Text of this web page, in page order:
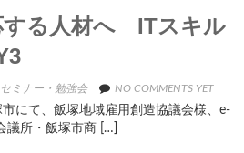
する人材へ ITスキル
セミナー・勉強会 NO COMMENTS YET
にて、飯塚地域雇用創造協議会様、e-
議所・飯塚市商 […]